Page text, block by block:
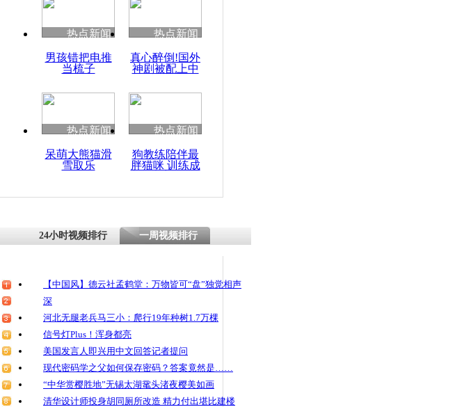
度苗族花山节
魂
热点新闻
男孩错把电推
当梳子
热点新闻
真心醉倒!国外
神剧被配上中
热点新闻
呆萌大熊猫滑
雪取乐
热点新闻
狗教练陪伴最
胖猫咪 训练成
24小时视频排行 一周视频排行
【中国风】德云社孟鹤堂：万物皆可“盘”独觉相声
深
河北无腿老兵马三小：爬行19年种树1.7万棵
信号灯Plus！浑身都亮
美国发言人即兴用中文回答记者提问
现代密码学之父如何保存密码？答案竟然是……
“中华赏樱胜地”无锡太湖鼋头渚夜樱美如画
清华设计师投身胡同厕所改造 精力付出堪比建楼